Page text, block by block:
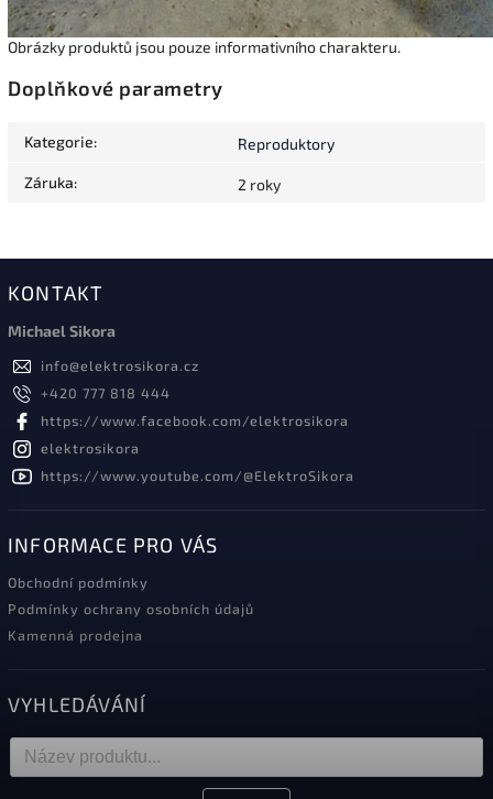
Obrázky produktů jsou pouze informativního charakteru.
Doplňkové parametry
Kategorie: Reproduktory
Záruka: 2 roky
KONTAKT
Michael Sikora
info@elektrosikora.cz
+420 777 818 444
https://www.facebook.com/elektrosikora
elektrosikora
https://www.youtube.com/@ElektroSikora
INFORMACE PRO VÁS
Obchodní podmínky
Podmínky ochrany osobních údajů
Kamenná prodejna
VYHLEDÁVÁNÍ